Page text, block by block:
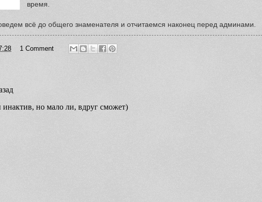
время.
всё до общего знаменателя и отчитаемся наконец перед админами.
1 Comment